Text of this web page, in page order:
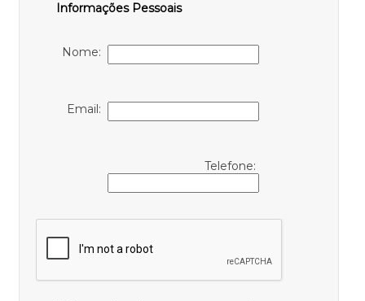
Informações Pessoais
Nome:
Email:
Telefone: